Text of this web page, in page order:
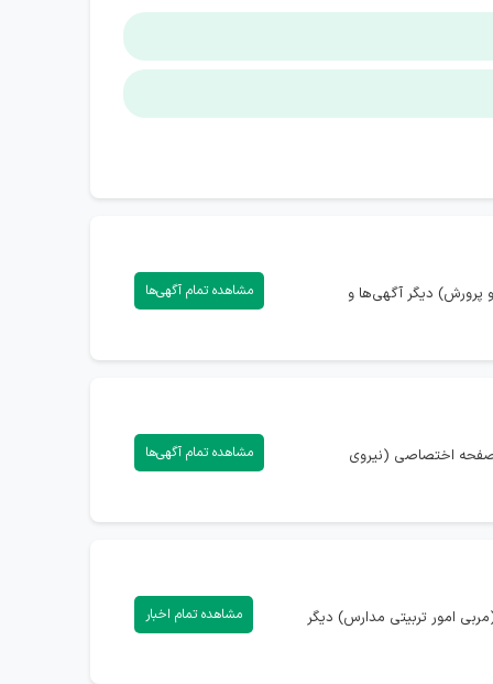
پرورش) دیگر آگهی‌ها و مشاهده تمام آگهی‌ها
صفحه اختصاصی (نیروی مشاهده تمام آگهی‌ها
امور تربیتی مدارس) دیگر مشاهده تمام اخبار